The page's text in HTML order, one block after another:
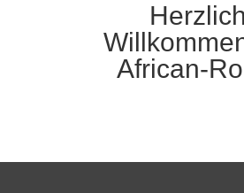
Herzlich
African-